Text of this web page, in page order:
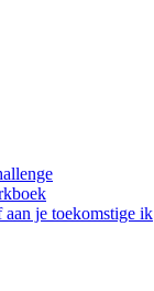
aan je toekomstige ik